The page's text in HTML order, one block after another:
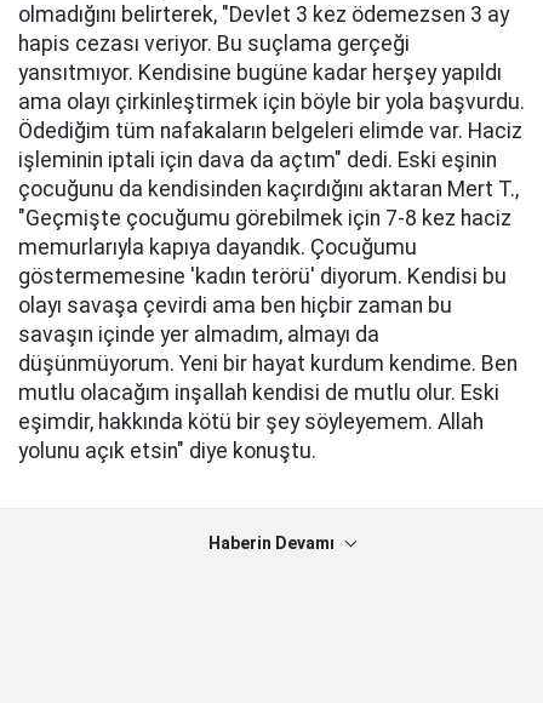
olmadığını belirterek, "Devlet 3 kez ödemezsen 3 ay
hapis cezası veriyor. Bu suçlama gerçeği
yansıtmıyor. Kendisine bugüne kadar herşey yapıldı
ama olayı çirkinleştirmek için böyle bir yola başvurdu.
Ödediğim tüm nafakaların belgeleri elimde var. Haciz
işleminin iptali için dava da açtım" dedi. Eski eşinin
çocuğunu da kendisinden kaçırdığını aktaran Mert T.,
"Geçmişte çocuğumu görebilmek için 7-8 kez haciz
memurlarıyla kapıya dayandık. Çocuğumu
göstermemesine 'kadın terörü' diyorum. Kendisi bu
olayı savaşa çevirdi ama ben hiçbir zaman bu
savaşın içinde yer almadım, almayı da
düşünmüyorum. Yeni bir hayat kurdum kendime. Ben
mutlu olacağım inşallah kendisi de mutlu olur. Eski
eşimdir, hakkında kötü bir şey söyleyemem. Allah
yolunu açık etsin" diye konuştu.
Haberin Devamı